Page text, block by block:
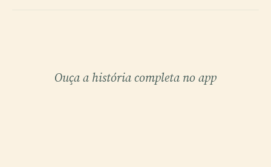
Ouça a história completa no app